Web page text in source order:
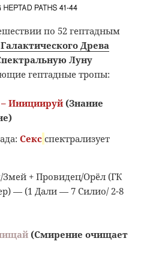
по 52 гептадным
Древа
Луну
гептадные тропы:
– Инициируй (Знание
Секс спектрализует
+ Провидец/Орёл (ГК
— (1 Дали — 7 Силио/ 2-8
(Смирение очищает